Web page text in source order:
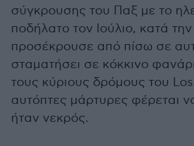
σύγκρουσης του Παξ με το
ποδήλατο τον Ιούλιο, κατά
προσέκρουσε από πίσω σε
σταματήσει σε κόκκινο
τους κύριους δρόμους του
αυτόπτες μάρτυρες φέρεται
ήταν νεκρός.